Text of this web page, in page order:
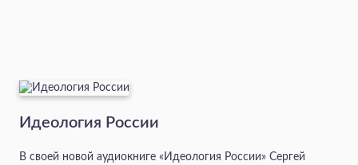
Идеология России
В своей новой аудиокниге «Идеология России» Сергей